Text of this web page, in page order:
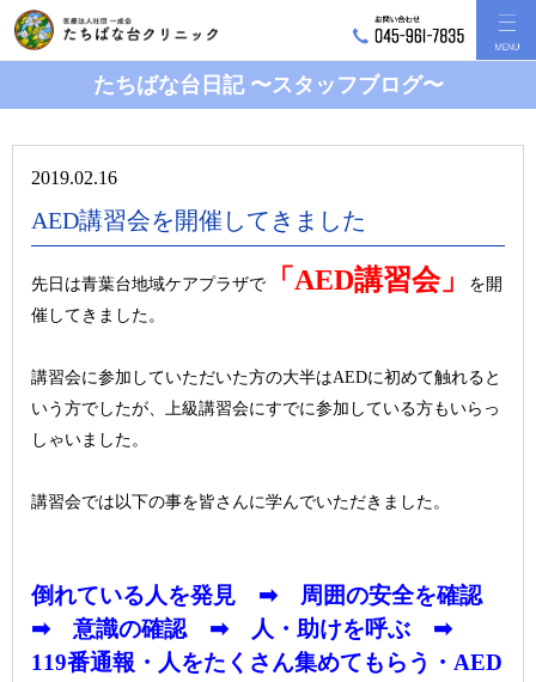
たちばな台日記 〜スタッフブログ〜
2019.02.16
AED講習会を開催してきました
先日は青葉台地域ケアプラザで 「AED講習会」
を開
催してきました。
講習会に参加していただいた方の大半はAEDに初めて触れると
いう方でしたが、上級講習会にすでに参加している方もいらっ
しゃいました。
講習会では以下の事を皆さんに学んでいただきました。
倒れている人を発見 ➡ 周囲の安全を確認
➡ 意識の確認 ➡ 人・助けを呼ぶ ➡
119番通報・人をたくさん集めてもらう・AED